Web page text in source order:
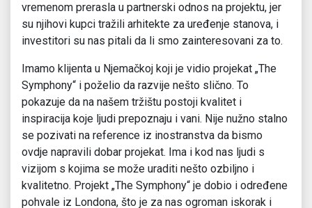
vremenom prerasla u partnerski odnos na projektu, jer
su njihovi kupci tražili arhitekte za uređenje stanova, i
investitori su nas pitali da li smo zainteresovani za to.
Imamo klijenta u Njemačkoj koji je vidio projekat „The
Symphony“ i poželio da razvije nešto slično. To
pokazuje da na našem tržištu postoji kvalitet i
inspiracija koje ljudi prepoznaju i vani. Nije nužno stalno
se pozivati na reference iz inostranstva da bismo
ovdje napravili dobar projekat. Ima i kod nas ljudi s
vizijom s kojima se može uraditi nešto ozbiljno i
kvalitetno. Projekt „The Symphony“ je dobio i određene
pohvale iz Londona, što je za nas ogroman iskorak i